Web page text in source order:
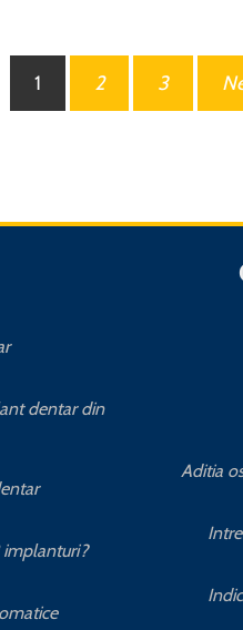
1 2 3
dentar din
implanturi?
Aditia